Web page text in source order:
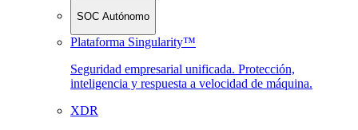
SOC Autónomo
Plataforma Singularity™
Seguridad empresarial unificada. Protección,
inteligencia y respuesta a velocidad de máquina.
XDR